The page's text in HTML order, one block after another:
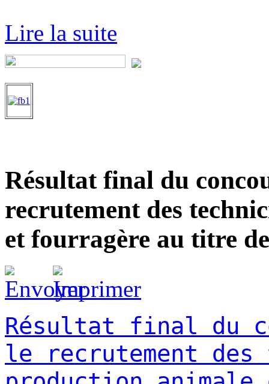
Lire la suite
Résultat final du
recrutement des
et fourragère au titre
Résultat final du
le recrutement des